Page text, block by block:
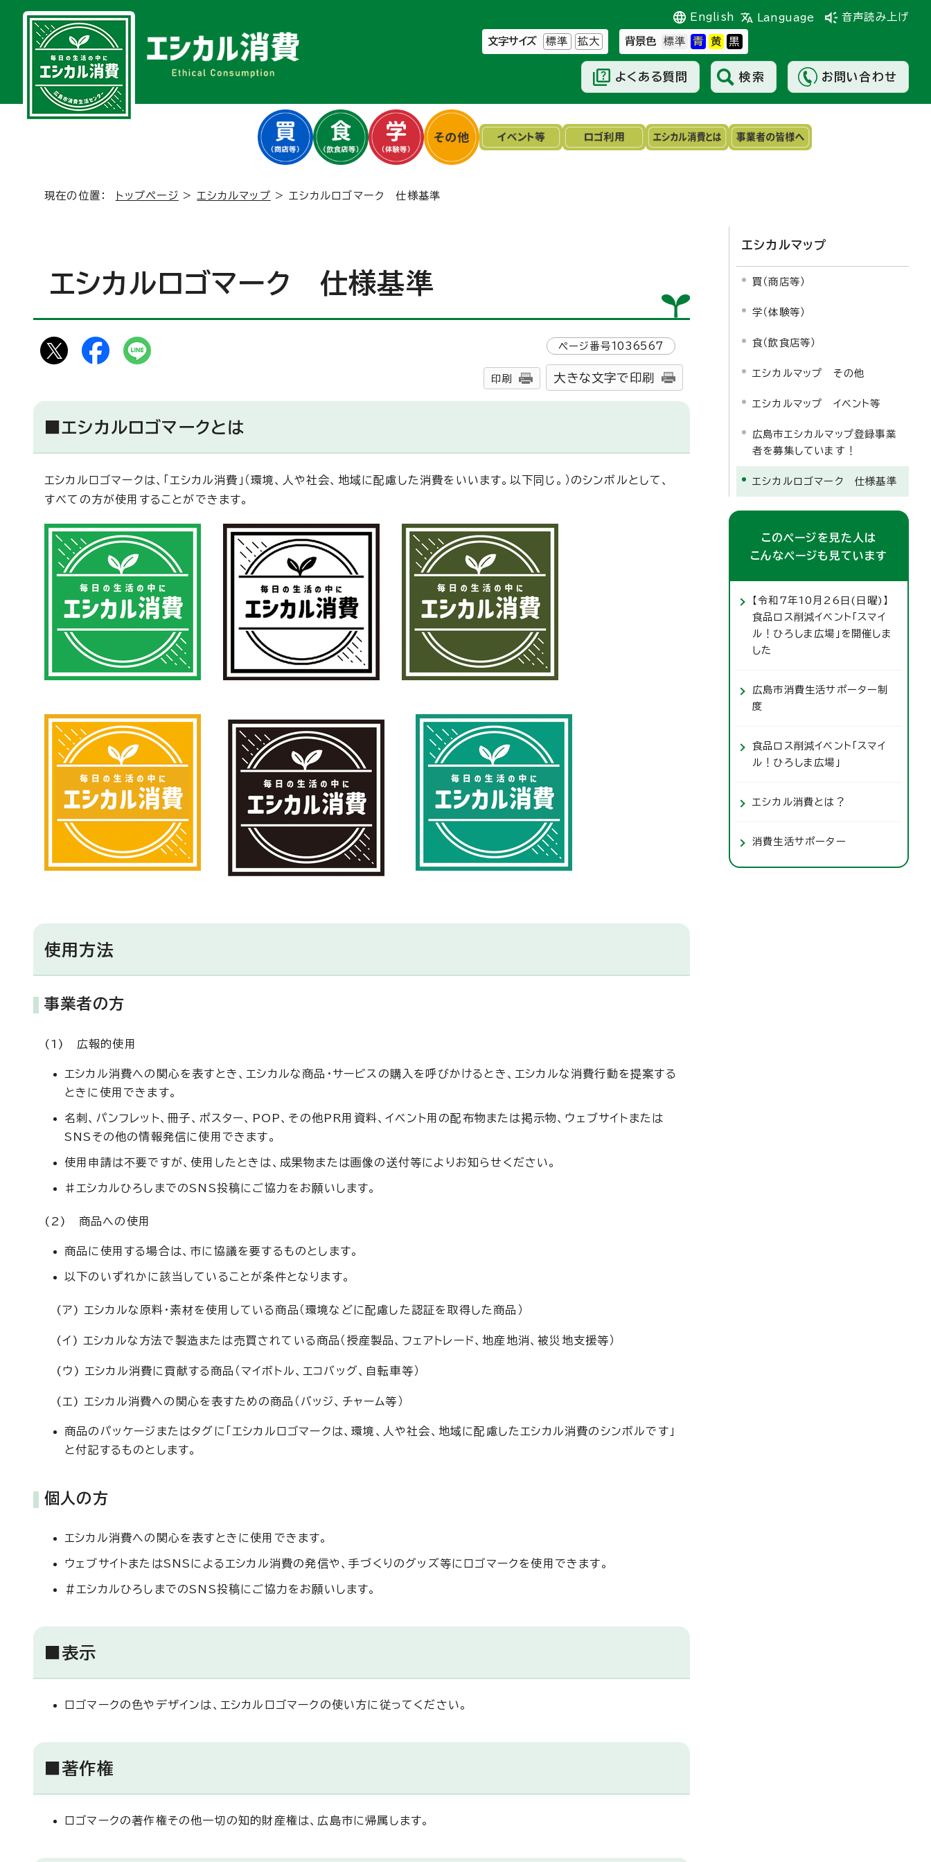
English Language 音声読み上げ
文字サイズ 標準 拡大 背景色
よくある質問 検索 お問い合わせ
現在の位置： トップページ > エシカルマップ > エシカルロゴマーク 仕様基準
エシカルロゴマーク 仕様基準
ページ番号1036567
印刷 大きな文字で印刷
■エシカルロゴマークとは
エシカルロゴマークは、「エシカル消費」（環境、人や社会、地域に配慮した消費をいいます。以下同じ。）のシンボルとして、
すべての方が使用することができます。
使用方法
事業者の方
(1) 広報的使用
エシカル消費への関心を表すとき、エシカルな商品・サービスの購入を呼びかけるとき、エシカルな消費行動を提案する
ときに使用できます。
名刺、パンフレット、冊子、ポスター、POP、その他PR用資料、イベント用の配布物または掲示物、ウェブサイトまたは
SNSその他の情報発信に使用できます。
使用申請は不要ですが、使用したときは、成果物または画像の送付等によりお知らせください。
♯エシカルひろしまでのSNS投稿にご協力をお願いします。
(2) 商品への使用
商品に使用する場合は、市に協議を要するものとします。
以下のいずれかに該当していることが条件となります。
(ア) エシカルな原料・素材を使用している商品（環境などに配慮した認証を取得した商品）
(イ) エシカルな方法で製造または売買されている商品（授産製品、フェアトレード、地産地消、被災地支援等）
(ウ) エシカル消費に貢献する商品（マイボトル、エコバッグ、自転車等）
(エ) エシカル消費への関心を表すための商品（バッジ、チャーム等）
商品のパッケージまたはタグに「エシカルロゴマークは、環境、人や社会、地域に配慮したエシカル消費のシンボルです」
と付記するものとします。
個人の方
エシカル消費への関心を表すときに使用できます。
ウェブサイトまたはSNSによるエシカル消費の発信や、手づくりのグッズ等にロゴマークを使用できます。
＃エシカルひろしまでのSNS投稿にご協力をお願いします。
■表示
ロゴマークの色やデザインは、エシカルロゴマークの使い方に従ってください。
■著作権
ロゴマークの著作権その他一切の知的財産権は、広島市に帰属します。
エシカルマップ
買（商店等）
学（体験等）
食（飲食店等）
エシカルマップ その他
エシカルマップ イベント等
広島市エシカルマップ登録事業
者を募集しています！
エシカルロゴマーク 仕様基準
このページを見た人は
こんなページも見ています
【令和7年10月26日(日曜)】
食品ロス削減イベント「スマイ
ル！ひろしま広場」を開催しま
した
広島市消費生活サポーター制
度
食品ロス削減イベント「スマイ
ル！ひろしま広場」
エシカル消費とは？
消費生活サポーター